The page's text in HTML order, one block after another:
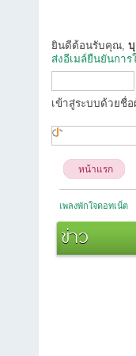
ยินดีต้อนรับคุณ,
ส่งอีเมล์ยืนยันการ
เข้าสู่ระบบด้วยชื่
หน้าแรก
เพลงพักใจดอทเน็ต
ข่าว